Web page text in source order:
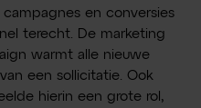
en conversies
terecht. De marketing
warmt alle nieuwe
een sollicitatie. Ook
hierin een grote rol,